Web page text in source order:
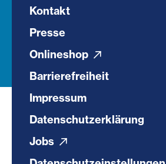
Kontakt
Presse
Onlineshop
Barrierefreiheit
Impressum
Datenschutzerklärung
Jobs